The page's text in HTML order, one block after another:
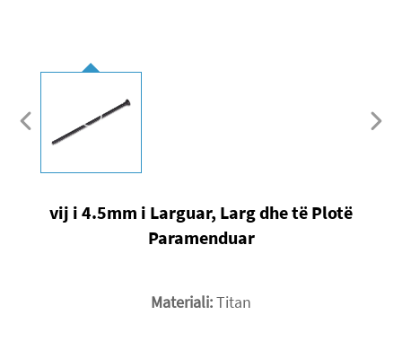
vij i 4.5mm i Larguar, Larg dhe të Plotë
Paramenduar
Materiali:Titan